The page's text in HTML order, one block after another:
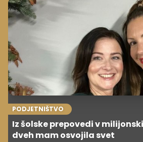
PODJETNIŠTVO
Iz šolske prepovedi v
dveh mam osvojila svet